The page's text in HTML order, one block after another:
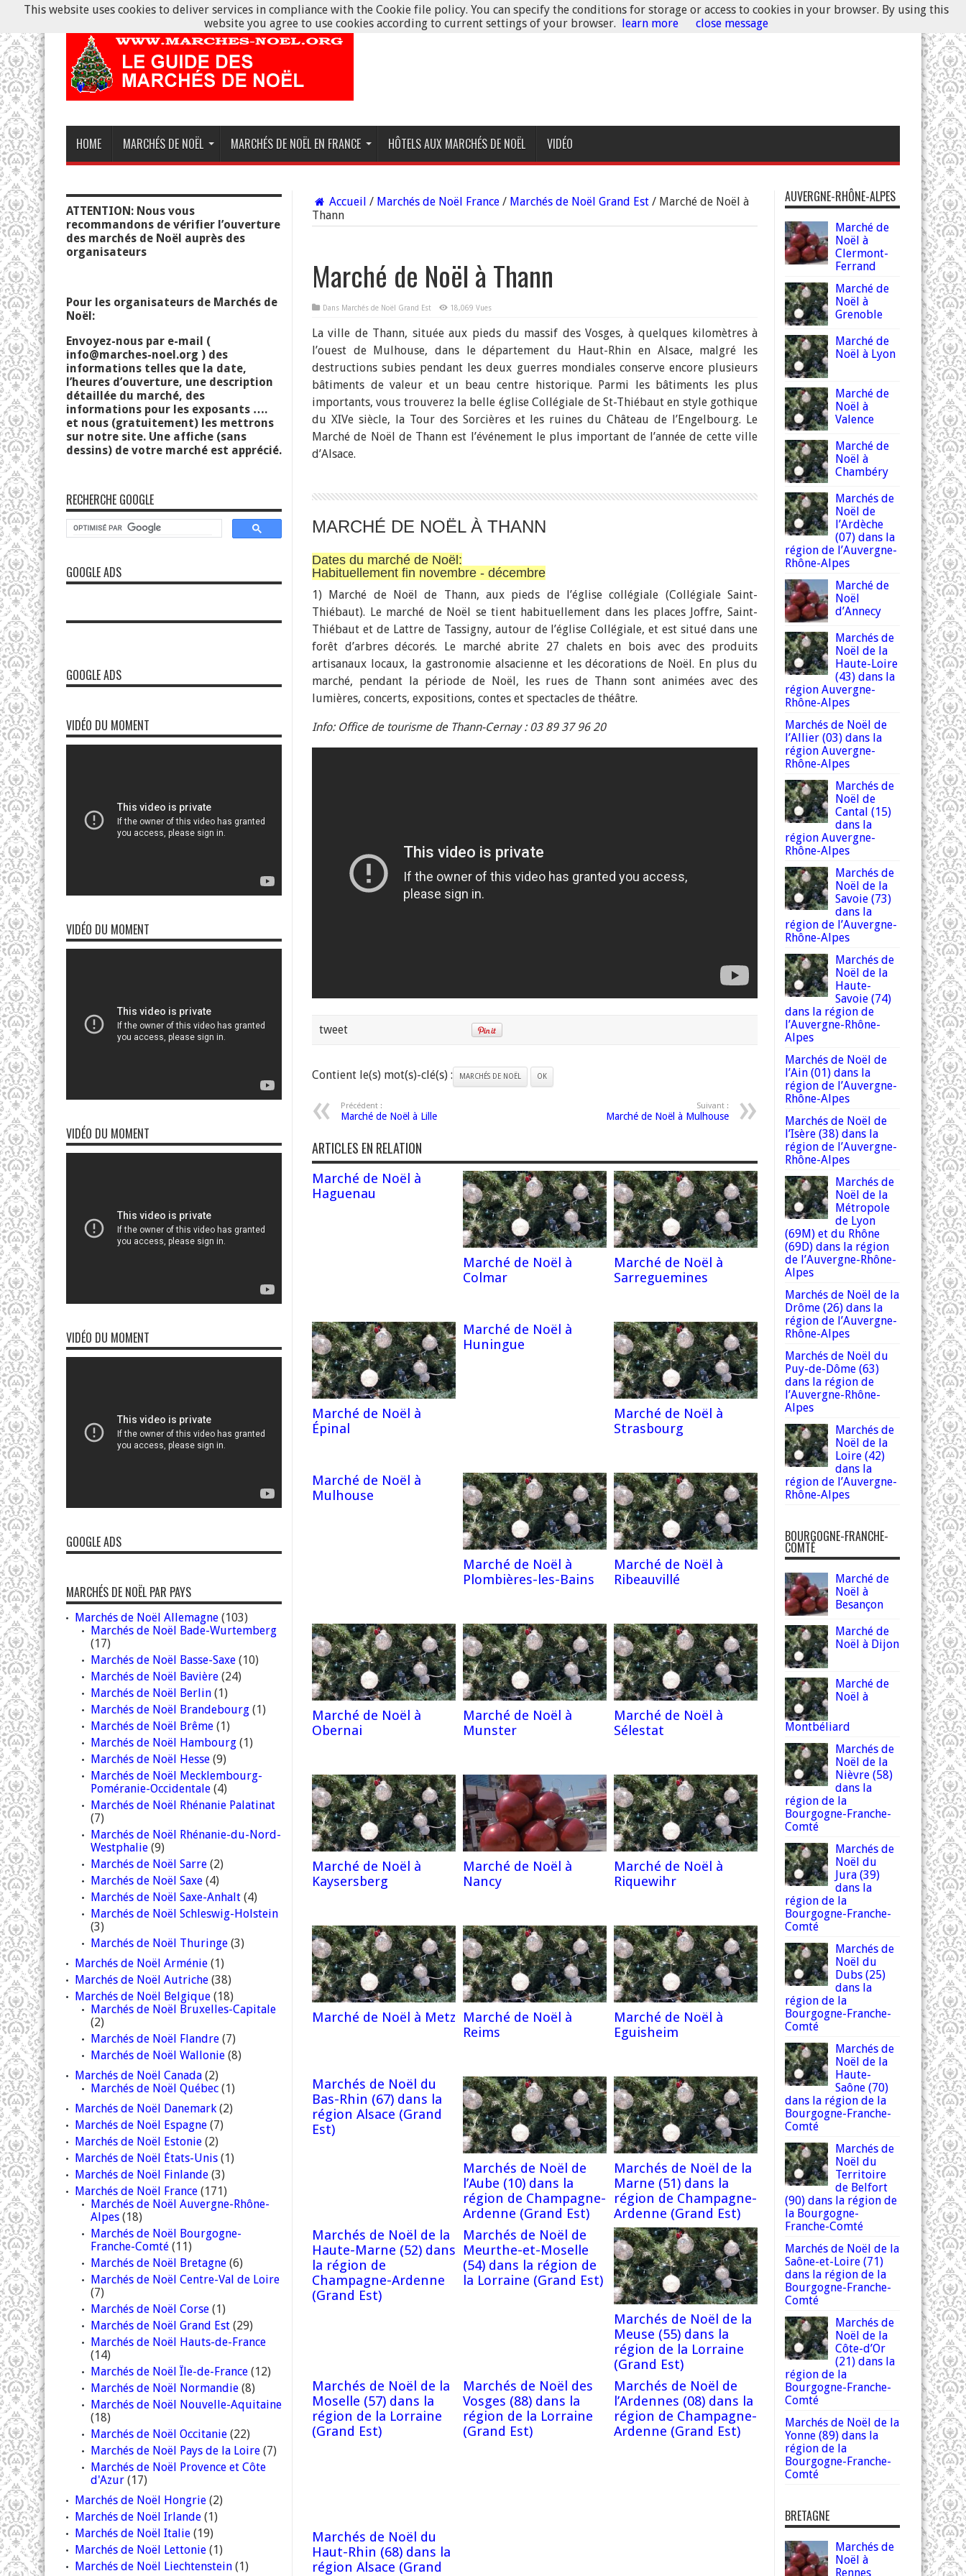
HOME MARCHÉS DE NOËL MARCHÉS DE NOËL EN FRANCE HÔTELS AUX MARCHÉS DE NOËL VIDÉO
Accueil / Marchés de Noël France / Marchés de Noël Grand Est / Marché de Noël à
Thann
Marché de Noël à Thann
Dans Marchés de Noël Grand Est 18,069 Vues
La ville de Thann, située aux pieds du massif des Vosges, à quelques kilomètres à
l’ouest de Mulhouse, dans le département du Haut-Rhin en Alsace, malgré les
destructions subies pendant les deux guerres mondiales conserve encore plusieurs
bâtiments de valeur et un beau centre historique. Parmi les bâtiments les plus
importants, vous trouverez la belle église Collégiale de St-Thiébaut en style gothique
du XIVe siècle, la Tour des Sorcières et les ruines du Château de l’Engelbourg. Le
Marché de Noël de Thann est l’événement le plus important de l’année de cette ville
d’Alsace.
MARCHÉ DE NOËL À THANN
Dates du marché de Noël:
Habituellement fin novembre - décembre
1) Marché de Noël de Thann, aux pieds de l’église collégiale (Collégiale Saint-
Thiébaut). Le marché de Noël se tient habituellement dans les places Joffre, Saint-
Thiébaut et de Lattre de Tassigny, autour de l’église Collégiale, et est situé dans une
forêt d’arbres décorés. Le marché abrite 27 chalets en bois avec des produits
artisanaux locaux, la gastronomie alsacienne et les décorations de Noël. En plus du
marché, pendant la période de Noël, les rues de Thann sont animées avec des
lumières, concerts, expositions, contes et spectacles de théâtre.
Info: Office de tourisme de Thann-Cernay : 03 89 37 96 20
tweet
Contient le(s) mot(s)-clé(s) : MARCHÉS DE NOËL OK
Précédent :
Marché de Noël à Lille
Suivant :
Marché de Noël à Mulhouse
ARTICLES EN RELATION
Marché de Noël à
Haguenau
Marché de Noël à
Colmar
Marché de Noël à
Sarreguemines
Marché de Noël à
Épinal
Marché de Noël à
Huningue
Marché de Noël à
Strasbourg
Marché de Noël à
Mulhouse
Marché de Noël à
Plombières-les-Bains
Marché de Noël à
Ribeauvillé
Marché de Noël à
Obernai
Marché de Noël à
Munster
Marché de Noël à
Sélestat
Marché de Noël à
Kaysersberg
Marché de Noël à
Nancy
Marché de Noël à
Riquewihr
Marché de Noël à Metz
Marché de Noël à
Reims
Marché de Noël à
Eguisheim
Marchés de Noël du
Bas-Rhin (67) dans la
région Alsace (Grand
Est)
Marchés de Noël de
l’Aube (10) dans la
région de Champagne-
Ardenne (Grand Est)
Marchés de Noël de la
Marne (51) dans la
région de Champagne-
Ardenne (Grand Est)
Marchés de Noël de la
Haute-Marne (52) dans
la région de
Champagne-Ardenne
(Grand Est)
Marchés de Noël de
Meurthe-et-Moselle
(54) dans la région de
la Lorraine (Grand Est)
Marchés de Noël de la
Meuse (55) dans la
région de la Lorraine
(Grand Est)
Marchés de Noël de la
Moselle (57) dans la
région de la Lorraine
(Grand Est)
Marchés de Noël des
Vosges (88) dans la
région de la Lorraine
(Grand Est)
Marchés de Noël de
l’Ardennes (08) dans la
région de Champagne-
Ardenne (Grand Est)
Marchés de Noël du
Haut-Rhin (68) dans la
région Alsace (Grand
AUVERGNE-RHÔNE-ALPES
Marché de
Noël à
Clermont-
Ferrand
Marché de
Noël à
Grenoble
Marché de
Noël à Lyon
Marché de
Noël à
Valence
Marché de
Noël à
Chambéry
Marchés de
Noël de
l’Ardèche
(07) dans la
région de l’Auvergne-
Rhône-Alpes
Marché de
Noël
d’Annecy
Marchés de
Noël de la
Haute-Loire
(43) dans la
région Auvergne-
Rhône-Alpes
Marchés de Noël de
l’Allier (03) dans la
région Auvergne-
Rhône-Alpes
Marchés de
Noël de
Cantal (15)
dans la
région Auvergne-
Rhône-Alpes
Marchés de
Noël de la
Savoie (73)
dans la
région de l’Auvergne-
Rhône-Alpes
Marchés de
Noël de la
Haute-
Savoie (74)
dans la région de
l’Auvergne-Rhône-
Alpes
Marchés de Noël de
l’Ain (01) dans la
région de l’Auvergne-
Rhône-Alpes
Marchés de Noël de
l’Isère (38) dans la
région de l’Auvergne-
Rhône-Alpes
Marchés de
Noël de la
Métropole
de Lyon
(69M) et du Rhône
(69D) dans la région
de l’Auvergne-Rhône-
Alpes
Marchés de Noël de la
Drôme (26) dans la
région de l’Auvergne-
Rhône-Alpes
Marchés de Noël du
Puy-de-Dôme (63)
dans la région de
l’Auvergne-Rhône-
Alpes
Marchés de
Noël de la
Loire (42)
dans la
région de l’Auvergne-
Rhône-Alpes
BOURGOGNE-FRANCHE-
COMTÉ
Marché de
Noël à
Besançon
Marché de
Noël à Dijon
Marché de
Noël à
Montbéliard
Marchés de
Noël de la
Nièvre (58)
dans la
région de la
Bourgogne-Franche-
Comté
Marchés de
Noël du
Jura (39)
dans la
région de la
Bourgogne-Franche-
Comté
Marchés de
Noël du
Dubs (25)
dans la
région de la
Bourgogne-Franche-
Comté
Marchés de
Noël de la
Haute-
Saône (70)
dans la région de la
Bourgogne-Franche-
Comté
Marchés de
Noël du
Territoire
de Belfort
(90) dans la région de
la Bourgogne-
Franche-Comté
Marchés de Noël de la
Saône-et-Loire (71)
dans la région de la
Bourgogne-Franche-
Comté
Marchés de
Noël de la
Côte-d’Or
(21) dans la
région de la
Bourgogne-Franche-
Comté
Marchés de Noël de la
Yonne (89) dans la
région de la
Bourgogne-Franche-
Comté
BRETAGNE
Marchés de
Noël à
Rennes
ATTENTION: Nous vous
recommandons de vérifier l’ouverture
des marchés de Noël auprès des
organisateurs
Pour les organisateurs de Marchés de
Noël:
Envoyez-nous par e-mail (
info@marches-noel.org ) des
informations telles que la date,
l’heures d’ouverture, une description
détaillée du marché, des
informations pour les exposants ….
et nous (gratuitement) les mettrons
sur notre site. Une affiche (sans
dessins) de votre marché est apprécié.
RECHERCHE GOOGLE
GOOGLE ADS
GOOGLE ADS
VIDÉO DU MOMENT
VIDÉO DU MOMENT
VIDÉO DU MOMENT
VIDÉO DU MOMENT
GOOGLE ADS
MARCHÉS DE NOËL PAR PAYS
Marchés de Noël Allemagne (103)
Marchés de Noël Bade-Wurtemberg
(17)
Marchés de Noël Basse-Saxe (10)
Marchés de Noël Bavière (24)
Marchés de Noël Berlin (1)
Marchés de Noël Brandebourg (1)
Marchés de Noël Brême (1)
Marchés de Noël Hambourg (1)
Marchés de Noël Hesse (9)
Marchés de Noël Mecklembourg-
Poméranie-Occidentale (4)
Marchés de Noël Rhénanie Palatinat
(7)
Marchés de Noël Rhénanie-du-Nord-
Westphalie (9)
Marchés de Noël Sarre (2)
Marchés de Noël Saxe (4)
Marchés de Noël Saxe-Anhalt (4)
Marchés de Noël Schleswig-Holstein
(3)
Marchés de Noël Thuringe (3)
Marchés de Noël Arménie (1)
Marchés de Noël Autriche (38)
Marchés de Noël Belgique (18)
Marchés de Noël Bruxelles-Capitale
(2)
Marchés de Noël Flandre (7)
Marchés de Noël Wallonie (8)
Marchés de Noël Canada (2)
Marchés de Noël Québec (1)
Marchés de Noël Danemark (2)
Marchés de Noël Espagne (7)
Marchés de Noël Estonie (2)
Marchés de Noël États-Unis (1)
Marchés de Noël Finlande (3)
Marchés de Noël France (171)
Marchés de Noël Auvergne-Rhône-
Alpes (18)
Marchés de Noël Bourgogne-
Franche-Comté (11)
Marchés de Noël Bretagne (6)
Marchés de Noël Centre-Val de Loire
(7)
Marchés de Noël Corse (1)
Marchés de Noël Grand Est (29)
Marchés de Noël Hauts-de-France
(14)
Marchés de Noël Île-de-France (12)
Marchés de Noël Normandie (8)
Marchés de Noël Nouvelle-Aquitaine
(18)
Marchés de Noël Occitanie (22)
Marchés de Noël Pays de la Loire (7)
Marchés de Noël Provence et Côte
d'Azur (17)
Marchés de Noël Hongrie (2)
Marchés de Noël Irlande (1)
Marchés de Noël Italie (19)
Marchés de Noël Lettonie (1)
Marchés de Noël Liechtenstein (1)
This website uses cookies to deliver services in compliance with the Cookie file policy. You can specify the conditions for storage or access to cookies in your browser. By using this
website you agree to use cookies according to current settings of your browser. learn more close message